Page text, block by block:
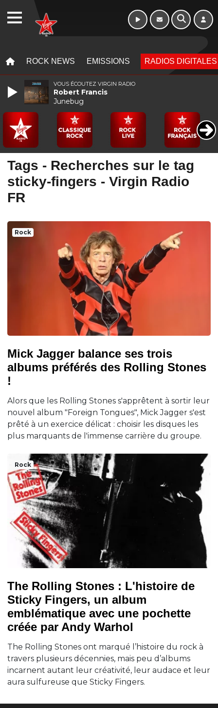
ROCK NEWS EMISSIONS RADIOS DIGITALES
Tags - Recherches sur le tag
sticky-fingers - Virgin Radio
FR
Rock
Mick Jagger balance ses trois
albums préférés des Rolling Stones
!
Alors que les Rolling Stones s'apprêtent à sortir leur
nouvel album "Foreign Tongues", Mick Jagger s'est
prêté à un exercice délicat : choisir les disques les
plus marquants de l'immense carrière du groupe.
Rock
The Rolling Stones : L'histoire de
Sticky Fingers, un album
emblématique avec une pochette
créée par Andy Warhol
The Rolling Stones ont marqué l’histoire du rock à
travers plusieurs décennies, mais peu d’albums
incarnent autant leur créativité, leur audace et leur
aura sulfureuse que Sticky Fingers.
VOUS ÉCOUTEZ VIRGIN RADIO
Robert Francis
Junebug
WEBRADIO 16h - 20h